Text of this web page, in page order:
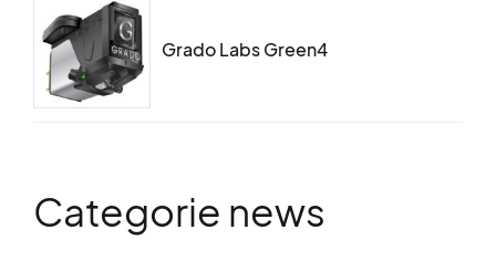
Grado Labs Green4
Categorie news